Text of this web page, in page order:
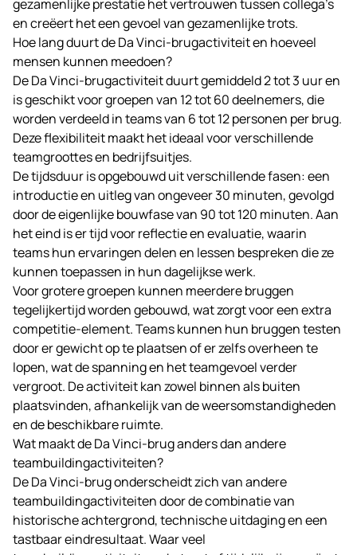
gezamenlijke prestatie het vertrouwen tussen collega’s
en creëert het een gevoel van gezamenlijke trots.
Hoe lang duurt de Da Vinci-brugactiviteit en hoeveel
mensen kunnen meedoen?
De Da Vinci-brugactiviteit duurt gemiddeld 2 tot 3 uur en
is geschikt voor groepen van 12 tot 60 deelnemers, die
worden verdeeld in teams van 6 tot 12 personen per brug.
Deze flexibiliteit maakt het ideaal voor verschillende
teamgroottes en bedrijfsuitjes.
De tijdsduur is opgebouwd uit verschillende fasen: een
introductie en uitleg van ongeveer 30 minuten, gevolgd
door de eigenlijke bouwfase van 90 tot 120 minuten. Aan
het eind is er tijd voor reflectie en evaluatie, waarin
teams hun ervaringen delen en lessen bespreken die ze
kunnen toepassen in hun dagelijkse werk.
Voor grotere groepen kunnen meerdere bruggen
tegelijkertijd worden gebouwd, wat zorgt voor een extra
competitie-element. Teams kunnen hun bruggen testen
door er gewicht op te plaatsen of er zelfs overheen te
lopen, wat de spanning en het teamgevoel verder
vergroot. De activiteit kan zowel binnen als buiten
plaatsvinden, afhankelijk van de weersomstandigheden
en de beschikbare ruimte.
Wat maakt de Da Vinci-brug anders dan andere
teambuildingactiviteiten?
De Da Vinci-brug onderscheidt zich van andere
teambuildingactiviteiten door de combinatie van
historische achtergrond, technische uitdaging en een
tastbaar eindresultaat. Waar veel